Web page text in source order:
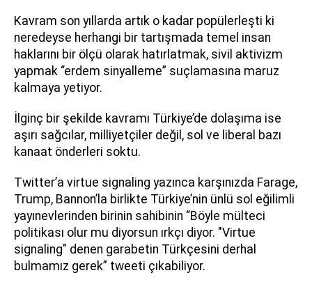
Kavram son yıllarda artık o kadar popülerleşti ki
neredeyse herhangi bir tartışmada temel insan
haklarını bir ölçü olarak hatırlatmak, sivil aktivizm
yapmak “erdem sinyalleme” suçlamasına maruz
kalmaya yetiyor.
İlginç bir şekilde kavramı Türkiye’de dolaşıma ise
aşırı sağcılar, milliyetçiler değil, sol ve liberal bazı
kanaat önderleri soktu.
Twitter’a virtue signaling yazınca karşınızda Farage,
Trump, Bannon’la birlikte Türkiye’nin ünlü sol eğilimli
yayınevlerinden birinin sahibinin “Böyle mülteci
politikası olur mu diyorsun ırkçı diyor. "Virtue
signaling" denen garabetin Türkçesini derhal
bulmamız gerek” tweeti çıkabiliyor.